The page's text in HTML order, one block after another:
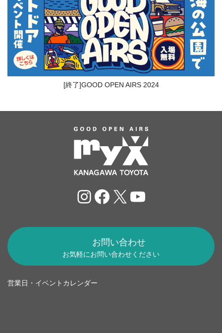
[終了]GOOD OPEN AIRS 2024
Instagram
Facebook
X YouTube
お問い合わせ
お気軽にお問い合わせください
営業日・イベントカレンダー